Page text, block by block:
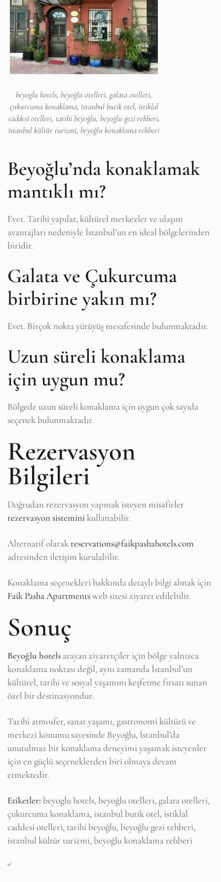
beyoglu hotels, beyoğlu otelleri, galata otelleri,
çukurcuma konaklama, istanbul butik otel, istiklal
caddesi otelleri, tarihi beyoğlu, beyoğlu gezi rehberi,
istanbul kültür turizmi, beyoğlu konaklama rehberi
Beyoğlu’nda konaklamak
mantıklı mı?
Evet. Tarihi yapılar, kültürel merkezler ve ulaşım
avantajları nedeniyle İstanbul’un en ideal bölgelerinden
biridir.
Galata ve Çukurcuma
birbirine yakın mı?
Evet. Birçok nokta yürüyüş mesafesinde bulunmaktadır.
Uzun süreli konaklama
için uygun mu?
Bölgede uzun süreli konaklama için uygun çok sayıda
seçenek bulunmaktadır.
Rezervasyon
Bilgileri
Doğrudan rezervasyon yapmak isteyen misafirler
rezervasyon sisteminikullanabilir.
Alternatif olarakreservations@faikpashahotels.com
adresinden iletişim kurulabilir.
Konaklama seçenekleri hakkında detaylı bilgi almak için
Faik Pasha Apartmentsweb sitesi ziyaret edilebilir.
Sonuç
Beyoğlu hotels arayan ziyaretçiler için bölge yalnızca
konaklama noktası değil, aynı zamanda İstanbul’un
kültürel, tarihi ve sosyal yaşamını keşfetme fırsatı sunan
özel bir destinasyondur.
Tarihi atmosfer, sanat yaşamı, gastronomi kültürü ve
merkezi konumu sayesinde Beyoğlu, İstanbul’da
unutulmaz bir konaklama deneyimi yaşamak isteyenler
için en güçlü seçeneklerden biri olmaya devam
etmektedir.
Etiketler: beyoglu hotels, beyoğlu otelleri, galata otelleri,
çukurcuma konaklama, istanbul butik otel, istiklal
caddesi otelleri, tarihi beyoğlu, beyoğlu gezi rehberi,
istanbul kültür turizmi, beyoğlu konaklama rehberi
“`